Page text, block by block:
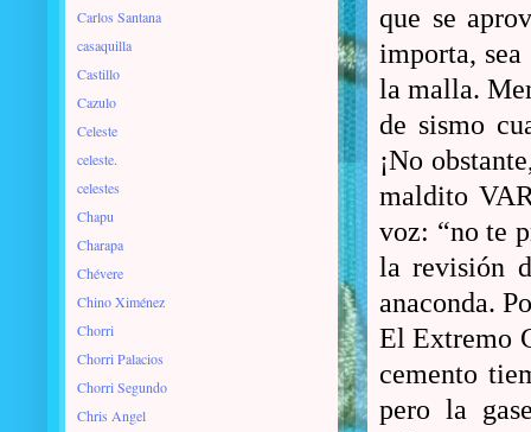
que se
importa,
la malla.
de sismo
¡No
maldito
voz: “no te
la revisión
anaconda.
El Extremo
cemento
pero la
Carlos Santana
casaquilla
Castillo
Cazulo
Celeste
celeste.
celestes
Chapu
Charapa
Chévere
Chino Ximénez
Chorri
Chorri Palacios
Chorri Segundo
Chris Angel